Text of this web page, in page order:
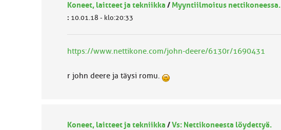
Koneet, laitteet ja tekniikka / Myyntiilmoitus nettikoneessa.
: 10.01.18 - klo:20:33
https://www.nettikone.com/john-deere/6130r/1690431
r john deere ja täysi romu.
Koneet, laitteet ja tekniikka /Vs: Nettikoneesta löydettyä.